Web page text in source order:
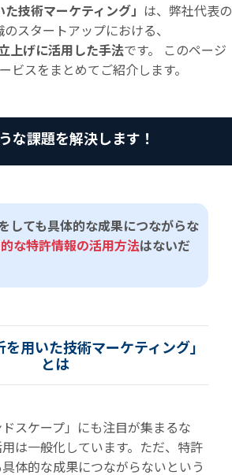
技術マーケティング」 は、弊社代表の
スタートアップにおける、
上げに活用した手法です。 このページ
ビスをまとめてご紹介します。
な課題を解決します！
しても具体的な成果につながらな
な特許情報の活用方法はないだ
を用いた技術マーケティング」
とは
スケープ」にも注目が集まるな
は一般化しています。ただ、特許
体的な成果につながらないという